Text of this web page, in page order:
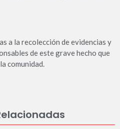
a la recolección de evidencias y
de este grave hecho que
comunidad.